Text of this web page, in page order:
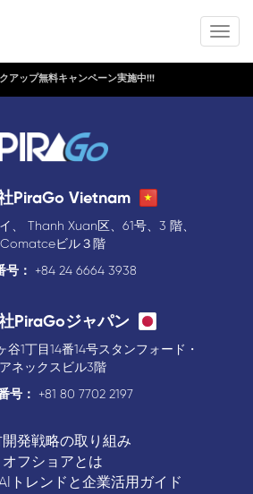
アップ無料キャンペーン実施中!!!
PiraGo Vietnam
、 Thanh Xuan区、61号、3 階、
Comatceビル３階
号：
+84 24 6664 3938
PiraGoジャパン
1丁目14番14号スタンフォード・
アネックスビル3階
号：
+81 80 7702 2197
開発戦略の取り組み
オフショアとは
トレンドと企業活用ガイド